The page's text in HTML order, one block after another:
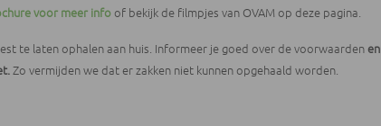
voor meer info of bekijk de filmpjes van OVAM op deze pagina.
te laten ophalen aan huis . Informeer je goed over de voorwaarden en
Zo vermijden we dat er zakken niet kunnen opgehaald worden.